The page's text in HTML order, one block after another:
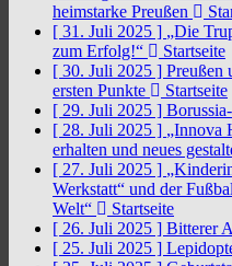
heimstarke Preußen
[ 31. Juli 2025 ] „Die
zum Erfolg!“
Startseite
[ 30. Juli 2025 ] Preußen
ersten Punkte
Startseite
[ 29. Juli 2025 ]
[ 28. Juli 2025 ] „Innova
erhalten und neues
[ 27. Juli 2025 ]
Werkstatt“ und der
Welt“
Startseite
[ 26. Juli 2025 ] Bitterer
[ 25. Juli 2025 ]